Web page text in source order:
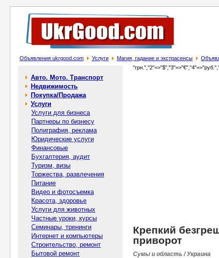
Объявления ukrgood.com Услуги Магия, гадание и экстрасенсы
Авто. Мото. Транспорт
Недвижимость
Покупка/Продажа
Услуги
Услуги для бизнеса
Партнеры по бизнесу
Полиграфия, реклама
Юридические услуги
Финансовые
Бухгалтерия, аудит
Туризм, визы
Торжества, развлечения
Питание
Видео и фотосъемка
Красота, здоровье
Услуги для животных
Частные уроки, курсы
Семинары, тренинги
Интернет и компьютеры
Строительство, ремонт
Бытовой ремонт
Крепкий
приворот
Сумы и область / Украина